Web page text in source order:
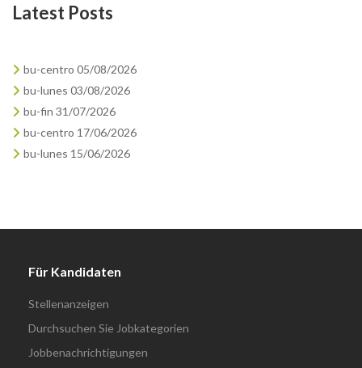
Latest Posts
bu-centro 05/08/2026
bu-lunes 03/08/2026
bu-fin 31/07/2026
bu-centro 17/06/2026
bu-lunes 15/06/2026
Für Kandidaten
Stellenanzeigen
Durchsuchen Sie Jobkategorien
Jobbenachrichtigungen